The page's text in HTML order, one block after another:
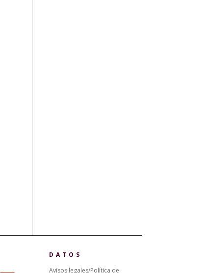
DATOS
Avisos legales/Política de